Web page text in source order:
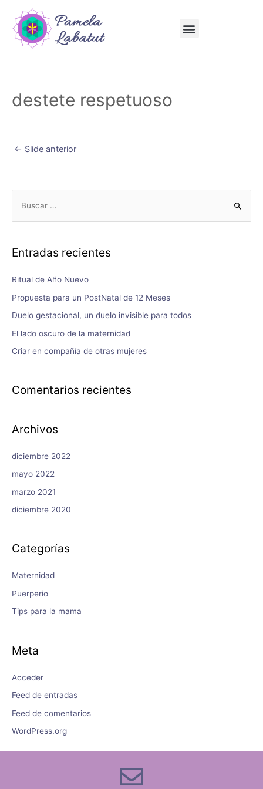
destete respetuoso
← Slide anterior
Entradas recientes
Ritual de Año Nuevo
Propuesta para un PostNatal de 12 Meses
Duelo gestacional, un duelo invisible para todos
El lado oscuro de la maternidad
Criar en compañía de otras mujeres
Comentarios recientes
Archivos
diciembre 2022
mayo 2022
marzo 2021
diciembre 2020
Categorías
Maternidad
Puerperio
Tips para la mama
Meta
Acceder
Feed de entradas
Feed de comentarios
WordPress.org